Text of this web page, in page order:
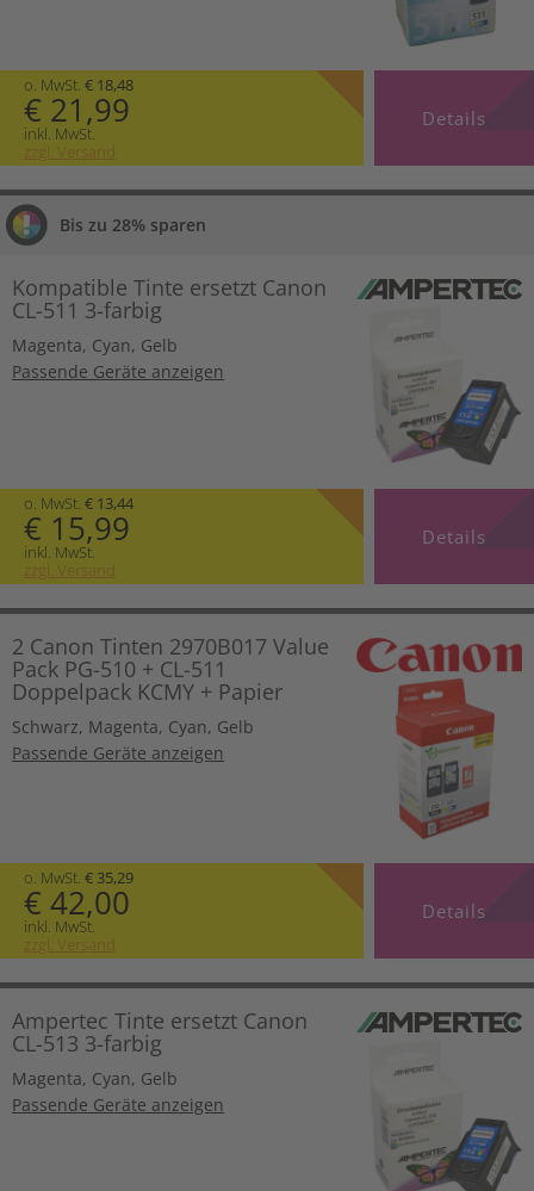
o. MwSt. € 18,48
€ 21,99
inkl. MwSt.
zzgl. Versand
Details
Bis zu 28% sparen
Kompatible Tinte ersetzt Canon
CL-511 3-farbig
Magenta, Cyan, Gelb
Passende Geräte anzeigen
o. MwSt. € 13,44
€ 15,99
inkl. MwSt.
zzgl. Versand
Details
2 Canon Tinten 2970B017 Value
Pack PG-510 + CL-511
Doppelpack KCMY + Papier
Schwarz, Magenta, Cyan, Gelb
Passende Geräte anzeigen
o. MwSt. € 35,29
€ 42,00
inkl. MwSt.
zzgl. Versand
Details
Ampertec Tinte ersetzt Canon
CL-513 3-farbig
Magenta, Cyan, Gelb
Passende Geräte anzeigen